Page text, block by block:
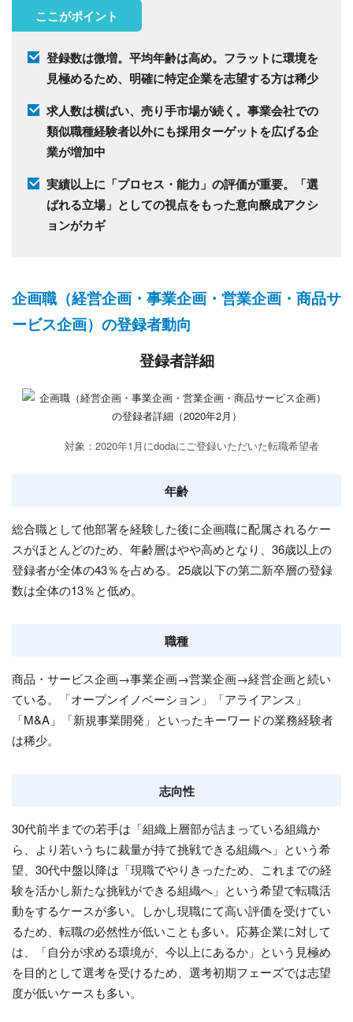
ここがポイント
登録数は微増。平均年齢は高め。フラットに環境を
見極めるため、明確に特定企業を志望する方は稀少
求人数は横ばい、売り手市場が続く。事業会社での
類似職種経験者以外にも採用ターゲットを広げる企
業が増加中
実績以上に「プロセス・能力」の評価が重要。「選
ばれる立場」としての視点をもった意向醸成アクシ
ョンがカギ
企画職（経営企画・事業企画・営業企画・商品サ
ービス企画）の登録者動向
登録者詳細
対象：2020年1月にdodaにご登録いただいた転職希望者
年齢
総合職として他部署を経験した後に企画職に配属されるケー
スがほとんどのため、年齢層はやや高めとなり、36歳以上の
登録者が全体の43％を占める。25歳以下の第二新卒層の登録
数は全体の13％と低め。
職種
商品・サービス企画→事業企画→営業企画→経営企画と続い
ている。「オープンイノベーション」「アライアンス」
「M&A」「新規事業開発」といったキーワードの業務経験者
は稀少。
志向性
30代前半までの若手は「組織上層部が詰まっている組織か
ら、より若いうちに裁量が持て挑戦できる組織へ」という希
望、30代中盤以降は「現職でやりきったため、これまでの経
験を活かし新たな挑戦ができる組織へ」という希望で転職活
動をするケースが多い。しかし現職にて高い評価を受けてい
るため、転職の必然性が低いことも多い。応募企業に対して
は、「自分が求める環境が、今以上にあるか」という見極め
を目的として選考を受けるため、選考初期フェーズでは志望
度が低いケースも多い。